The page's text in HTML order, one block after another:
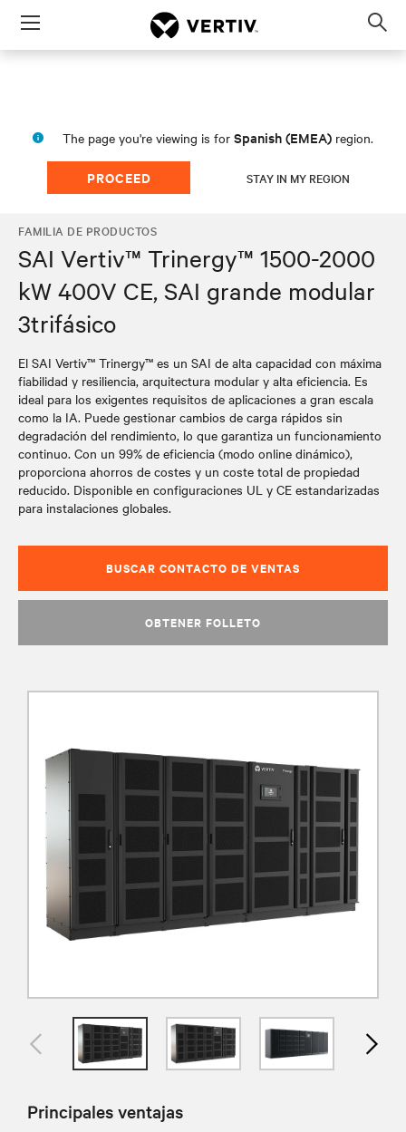
Menu
The page you're viewing is for Spanish (EMEA) region.
PROCEED STAY IN MY REGION
FAMILIA DE PRODUCTOS
SAI Vertiv™ Trinergy™ 1500-2000
kW 400V CE, SAI grande modular
3trifásico
El SAI Vertiv™ Trinergy™ es un SAI de alta capacidad con máxima
fiabilidad y resiliencia, arquitectura modular y alta eficiencia. Es
ideal para los exigentes requisitos de aplicaciones a gran escala
como la IA. Puede gestionar cambios de carga rápidos sin
degradación del rendimiento, lo que garantiza un funcionamiento
continuo. Con un 99% de eficiencia (modo online dinámico),
proporciona ahorros de costes y un coste total de propiedad
reducido. Disponible en configuraciones UL y CE estandarizadas
para instalaciones globales.
BUSCAR CONTACTO DE VENTAS
OBTENER FOLLETO
Principales ventajas